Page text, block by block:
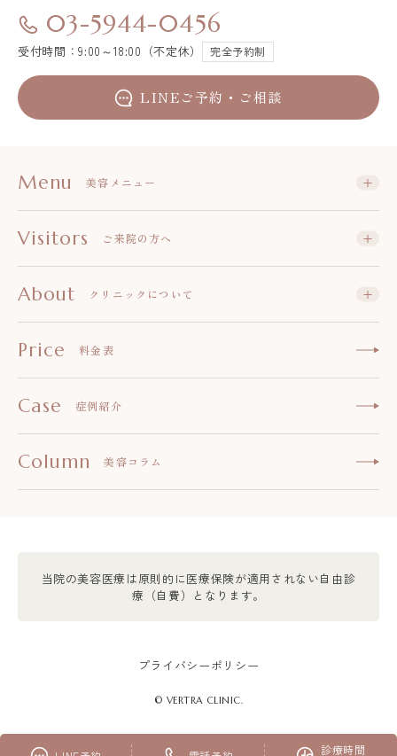
診療時間
03-5944-0456
受付時間：9:00～18:00（不定休） 完全予約制
LINEご予約・ご相談
Menu 美容メニュー
Visitors ご来院の方へ
About クリニックについて
Price 料金表
Case 症例紹介
Column 美容コラム
当院の美容医療は原則的に医療保険が適用されない自由診
療（自費）となります。
プライバシーポリシー
© VERTRA CLINIC.